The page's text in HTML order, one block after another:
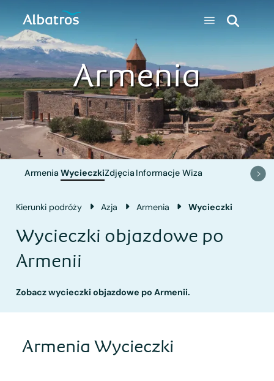
Armenia
Armenia WycieczkiZdjęcia Informacje Wiza
Kierunki podróży Azja Armenia Wycieczki
Wycieczki objazdowe po
Armenii
Zobacz wycieczki objazdowe po Armenii.
Armenia Wycieczki